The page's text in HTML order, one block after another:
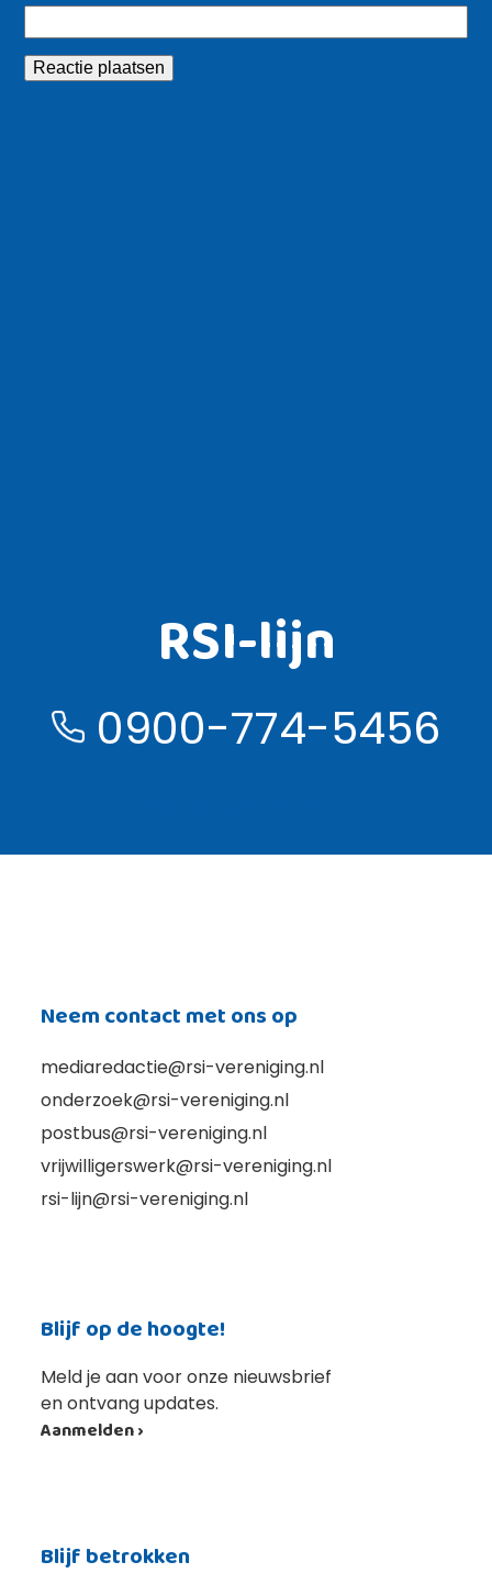
RSI-lijn
0900-774-5456
Neem contact met ons op
mediaredactie@rsi-vereniging.nl
onderzoek@rsi-vereniging.nl
postbus@rsi-vereniging.nl
vrijwilligerswerk@rsi-vereniging.nl
rsi-lijn@rsi-vereniging.nl
Blijf op de hoogte!
Meld je aan voor onze nieuwsbrief
en ontvang updates.
Aanmelden ›
Blijf betrokken